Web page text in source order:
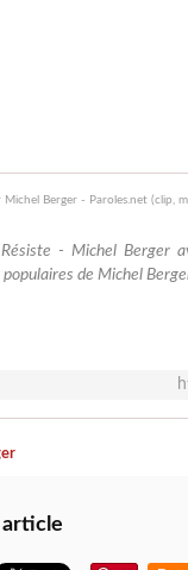
- Michel Berger
populaires de Michel
article